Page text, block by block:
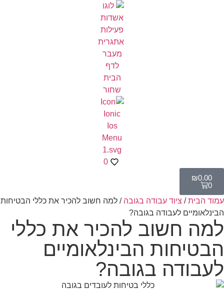
0
₪0.00
0
עמוד הבית/ ציוד עבודה בגובה / למה חשוב להכיר את כללי הבטיחות
הבינלאומיים לעבודה בגובה?
למה חשוב להכיר את כללי
הבטיחות הבינלאומיים
לעבודה בגובה?